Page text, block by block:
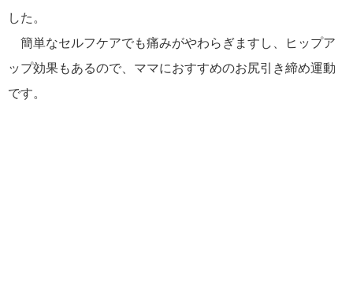
した。
簡単なセルフケアでも痛みがやわらぎますし、ヒップア
ップ効果もあるので、ママにおすすめのお尻引き締め運動
です。